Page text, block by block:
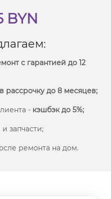
BYN
с гарантией до 12
в рассрочку до 8 месяцев;
- кэшбэк до 5%;
запчасти;
ремонта на дом.